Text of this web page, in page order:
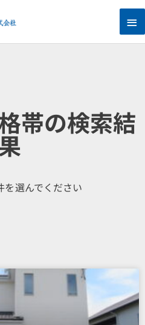
メ
イ
ニ
ュ
帯の検索結
を選んでください
PagePagePage